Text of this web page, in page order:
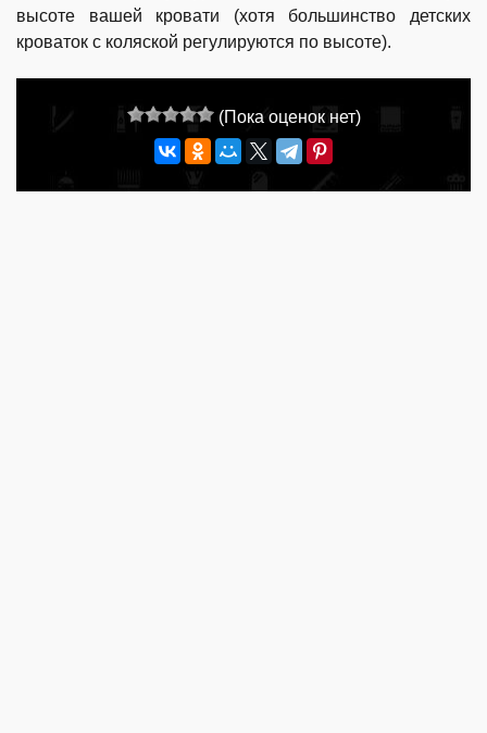
высоте вашей кровати (хотя большинство детских
кроваток с коляской регулируются по высоте).
(Пока оценок нет)